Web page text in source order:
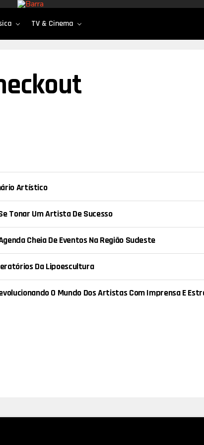
TV & Cinema
Artístico
Tonar Um Artista De Sucesso
Cheia De Eventos Na Região Sudeste
Da Lipoescultura
O Mundo Dos Artistas Com Imprensa E